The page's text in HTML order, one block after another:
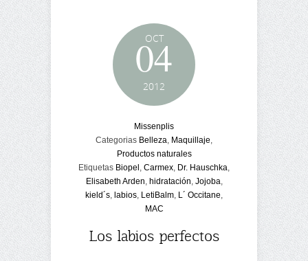
OCT
04
2012
Missenplis
Categorias Belleza, Maquillaje,
Productos naturales
Etiquetas Biopel, Carmex, Dr. Hauschka,
Elisabeth Arden, hidratación, Jojoba,
kield´s, labios, LetiBalm, L´ Occitane,
MAC
Los labios perfectos